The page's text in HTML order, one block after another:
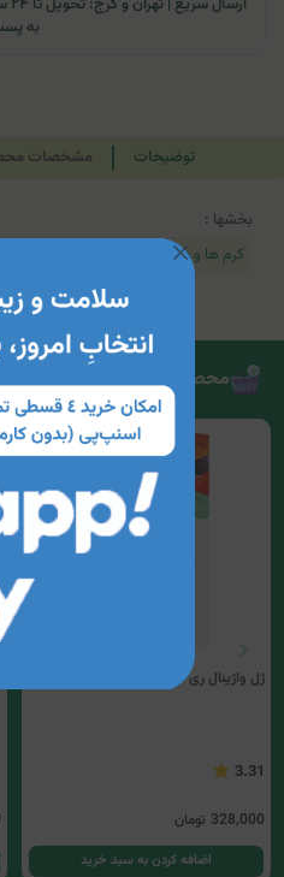
به
توضیحات مشخصات
بخشها :
کرم ها و محلول های تخصصی
محصولات مرتبط
ژل واژینال ری نرم توسن دارو
3.31
328,000 تومان
اضافه کردن به سبد خرید